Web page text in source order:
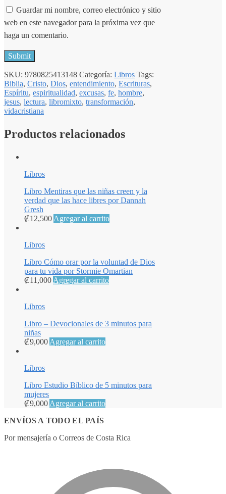
Guardar mi nombre, correo electrónico y sitio
web en este navegador para la próxima vez que
haga un comentario.
SKU: 9780825413148 Categoría: Libros Tags:
Biblia, Cristo, Dios, entendimiento, Escrituras,
Espíritu, espiritualidad, excusas, fe, hombre,
jesus, lectura, libromixto, transformación,
vidacristiana
Productos relacionados
Libros
Libro Mentiras que las niñas creen y la
verdad que las hace libres por Dannah
Gresh
₡12,500 Agregar al carrito
Libros
Libro Cómo orar por la voluntad de Dios
para tu vida por Stormie Omartian
₡11,000 Agregar al carrito
Libros
Libro – Devocionales de 3 minutos para
niñas
₡9,000 Agregar al carrito
Libros
Libro Estudio Bíblico de 5 minutos para
mujeres
₡9,000 Agregar al carrito
ENVÍOS A TODO EL PAÍS
Por mensajería o Correos de Costa Rica